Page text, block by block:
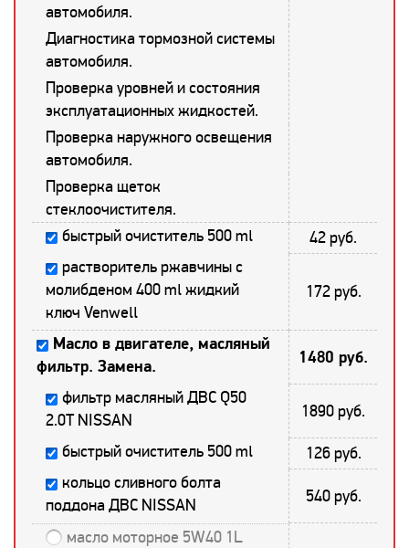
автомобиля.
Диагностика тормозной системы
автомобиля.
Проверка уровней и состояния
эксплуатационных жидкостей.
Проверка наружного освещения
автомобиля.
Проверка щеток
стеклоочистителя.
быстрый очиститель 500 ml
42 руб.
растворитель ржавчины с
молибденом 400 ml жидкий
ключ Venwell
172 руб.
Масло в двигателе, масляный
фильтр. Замена.
1480 руб.
фильтр масляный ДВС Q50
2.0T NISSAN
1890 руб.
быстрый очиститель 500 ml
126 руб.
кольцо сливного болта
поддона ДВС NISSAN
540 руб.
масло моторное 5W40 1L